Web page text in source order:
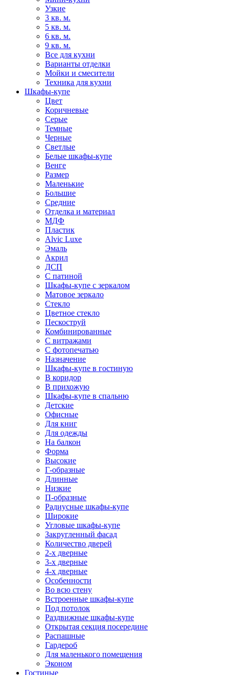
Узкие
3 кв. м.
5 кв. м.
6 кв. м.
9 кв. м.
Все для кухни
Варианты отделки
Мойки и смесители
Техника для кухни
Шкафы-купе
Цвет
Коричневые
Серые
Темные
Черные
Светлые
Белые шкафы-купе
Венге
Размер
Маленькие
Большие
Средние
Отделка и материал
МДФ
Пластик
Alvic Luxe
Эмаль
Акрил
ДСП
С патиной
Шкафы-купе с зеркалом
Матовое зеркало
Стекло
Цветное стекло
Пескоструй
Комбинированные
С витражами
С фотопечатью
Назначение
Шкафы-купе в гостиную
В коридор
В прихожую
Шкафы-купе в спальню
Детские
Офисные
Для книг
Для одежды
На балкон
Форма
Высокие
Г-образные
Длинные
Низкие
П-образные
Радиусные шкафы-купе
Широкие
Угловые шкафы-купе
Закругленный фасад
Количество дверей
2-х дверные
3-х дверные
4-х дверные
Особенности
Во всю стену
Встроенные шкафы-купе
Под потолок
Раздвижные шкафы-купе
Открытая секция посередине
Распашные
Гардероб
Для маленького помещения
Эконом
Гостиные